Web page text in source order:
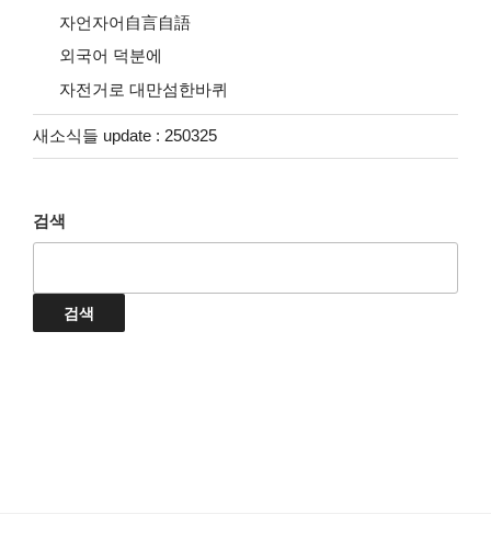
자언자어自言自語
외국어 덕분에
자전거로 대만섬한바퀴
새소식들 update : 250325
검색
검색